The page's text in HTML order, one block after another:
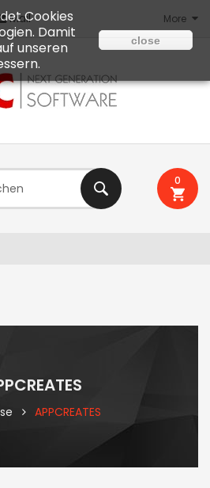
Mail More
0
APPCREATES
Cookies
Damit
unseren
close